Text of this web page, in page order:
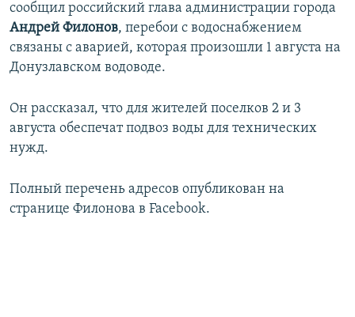
ТЕЛЕПРОЕКТ КРЫМ.РЕАЛИИ
СОВЕТЫ ПРАВОЗАЩИТНИКОВ
ПОБЕДИТЕЛЕЙ НЕ СУДЯТ?
КРЫМ.НЕПОКОРЕННЫЙ
УКРАИНСКАЯ ПРОБЛЕМА КРЫМА
Українською
Qırımtatar
ПРИСОЕДИНЯЙТЕСЬ!
Все сайты RFE/RL
сообщил российский глава администрации города
Андрей Филонов, перебои с водоснабжением
связаны с аварией, которая произошли 1 августа на
Донузлавском водоводе.
Он рассказал, что для жителей поселков 2 и 3
августа обеспечат подвоз воды для технических
нужд.
Полный перечень адресов опубликован на
странице Филонова в Facebook.